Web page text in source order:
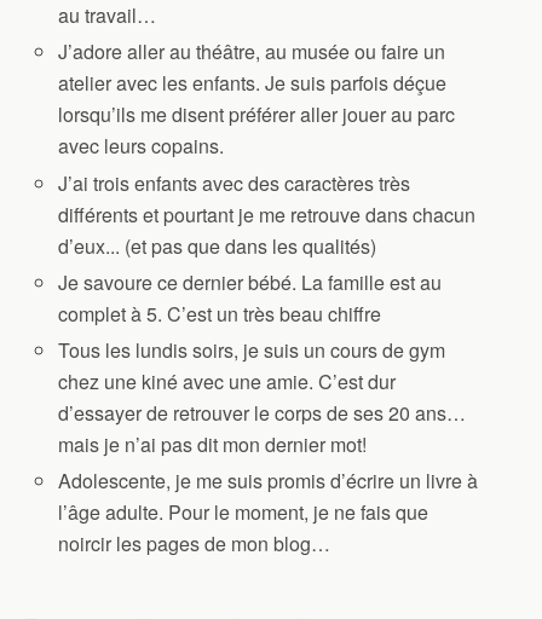
au travail…
J’adore aller au théâtre, au musée ou faire un
atelier avec les enfants. Je suis parfois déçue
lorsqu’ils me disent préférer aller jouer au parc
avec leurs copains.
J’ai trois enfants avec des caractères très
différents et pourtant je me retrouve dans chacun
d’eux... (et pas que dans les qualités)
Je savoure ce dernier bébé. La famille est au
complet à 5. C’est un très beau chiffre
Tous les lundis soirs, je suis un cours de gym
chez une kiné avec une amie. C’est dur
d’essayer de retrouver le corps de ses 20 ans…
mais je n’ai pas dit mon dernier mot!
Adolescente, je me suis promis d’écrire un livre à
l’âge adulte. Pour le moment, je ne fais que
noircir les pages de mon blog…